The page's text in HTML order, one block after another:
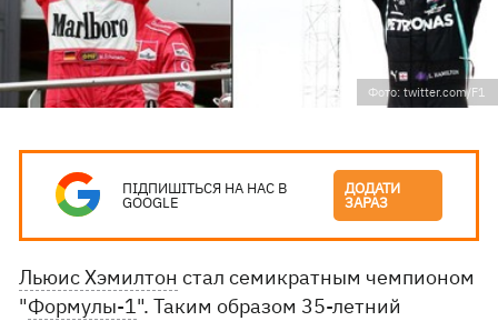
Фото: twitter.com/F1
ПІДПИШІТЬСЯ НА НАС В
GOOGLE
ДОДАТИ
ЗАРАЗ
Льюис Хэмилтон стал семикратным чемпионом
"Формулы-1". Таким образом 35-летний